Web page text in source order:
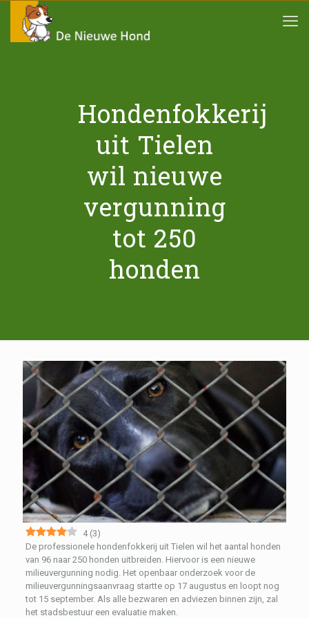
Hondenfokkerij
uit Tielen
wil nieuwe
vergunning
tot 250
honden
4 (3)
De professionele hondenfokkerij uit Tielen wil het aantal honden
van 96 naar 250 honden uitbreiden. Hiervoor is een nieuwe
milieuvergunning nodig. Het openbaar onderzoek voor de
milieuvergunningsaanvraag startte op 17 augustus en loopt nog
tot 15 september. Als alle bezwaren en adviezen binnen zijn, zal
het stadsbestuur een evaluatie maken.